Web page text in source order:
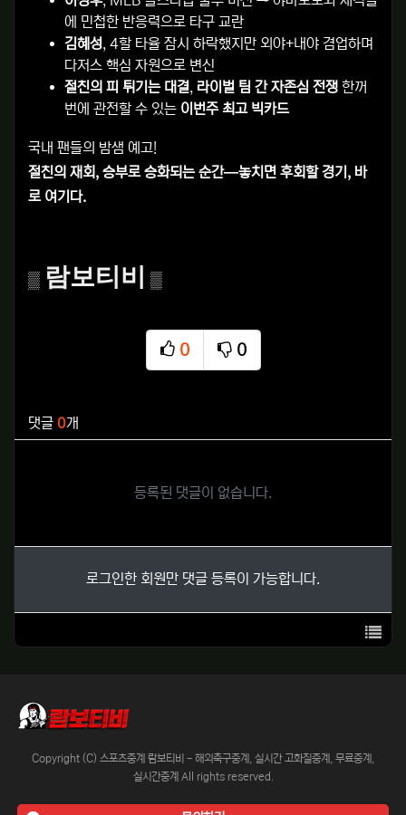
에 민첩한 반응력으로 타구 교란
김혜성, 4할 타율 잠시 하락했지만 외야+내야 겸업하며
다저스 핵심 자원으로 변신
절친의 피 튀기는 대결, 라이벌 팀 간 자존심 전쟁 한꺼
번에 관전할 수 있는 이번주 최고 빅카드
국내 팬들의 밤샘 예고!
절친의 재회, 승부로 승화되는 순간—놓치면 후회할 경기, 바
로 여기다.
▒ 람보티비 ▒
0
추천
0
비추천
댓글 0개
등록된 댓글이 없습니다.
로그인한 회원만 댓글 등록이 가능합니다.
목록
Copyright (C) 스포츠중계 람보티비 - 해외축구중계, 실시간 고화질중계, 무료중계,
실시간중계 All rights reserved.